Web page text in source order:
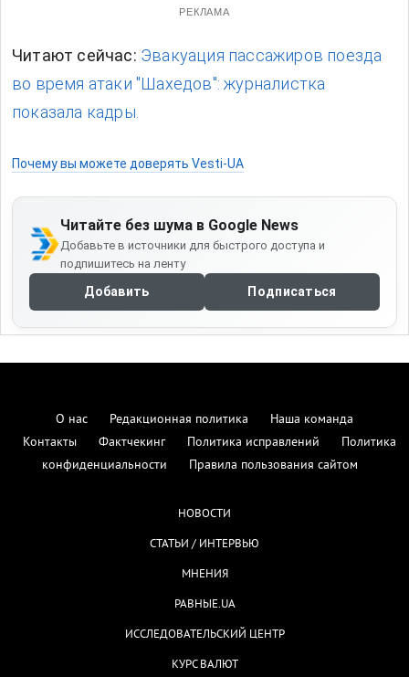
РЕКЛАМА
Читают сейчас: Эвакуация пассажиров поезда
во время атаки "Шахедов": журналистка
показала кадры.
Почему вы можете доверять Vesti-UA
Читайте без шума в Google News
Добавьте в источники для быстрого доступа и
подпишитесь на ленту
Добавить Подписаться
О нас Редакционная политика
Наша команда
Контакты
Фактчекинг Политика исправлений
Политика
конфиденциальности
Правила пользования сайтом
НОВОСТИ
СТАТЬИ / ИНТЕРВЬЮ
МНЕНИЯ
РАВНЫЕ.UA
ИССЛЕДОВАТЕЛЬСКИЙ ЦЕНТР
КУРС ВАЛЮТ